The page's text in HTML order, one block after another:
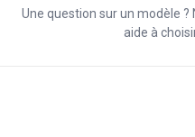
Une question sur un modèle
aide à